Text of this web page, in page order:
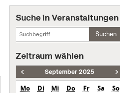
Suche in Veranstaltungen
Suchen
Zeitraum wählen
September 2025
Mo Di Mi Do Fr Sa
So